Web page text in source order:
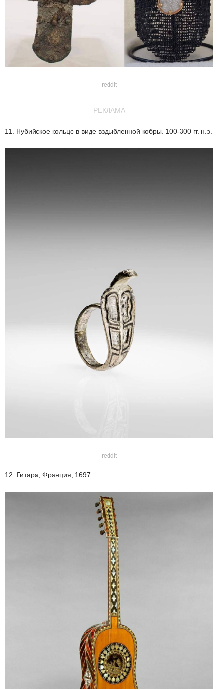
reddit
РЕКЛАМА
11. Нубийское кольцо в виде вздыбленной кобры, 100-300 гг. н.э.
reddit
12. Гитара, Франция, 1697